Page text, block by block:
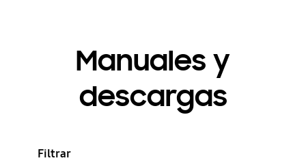
Manuales y
descargas
Filtrar